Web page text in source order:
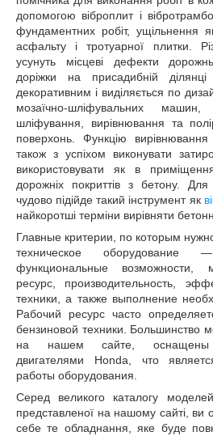
допомогою віброплит і
фундаментних робіт, ущільнення
асфальту і тротуарної плитки.
усунуть місцеві дефекти
доріжки на присадибній
декоративним і виділяється по
мозаїчно-шліфувальних
шліфування, вирівнювання та
поверхонь. Функцію
також з успіхом виконувати
використовувати як в
дорожніх покриттів з бетону.
чудово підійде такий інструмент як
найкоротші терміни вирівняти
Главные критерии, по которым
техническое
функциональные возможности,
ресурс, производительность,
техники, а также выполнение
Рабочий ресурс часто
бензиновой техники. Большинство
на нашем сайте, оснащены
двигателями Honda, что
работы оборудования.
Серед великого каталогу моделей
представленої на нашому сайті, ви
себе те обладнання, яке буде